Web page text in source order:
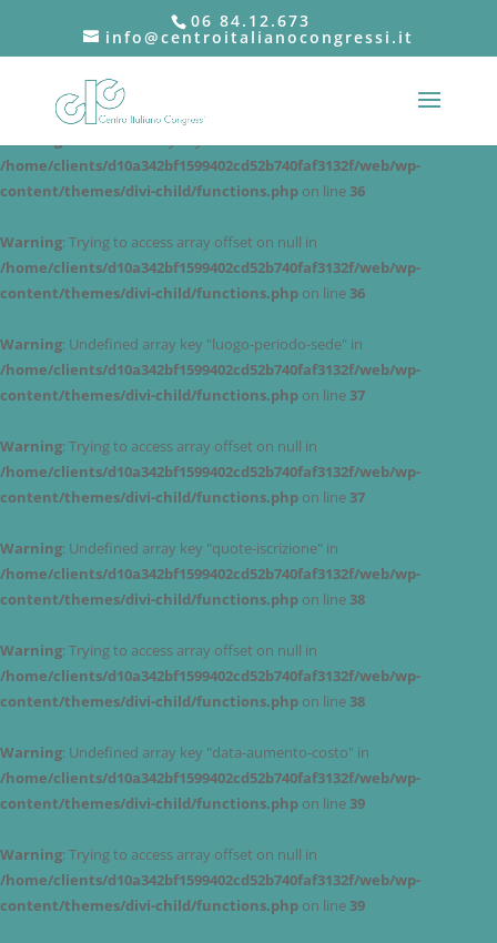
: Undefined array key "post" in
/home/clients/d10a342bf1599402cd52b740faf3132f/web/wp-
content/themes/divi-child/functions.php
/home/clients/d10a342bf1599402cd52b740faf3132f/web/wp-
content/themes/divi-child/functions.php on line36
Warning: Trying to access array offset on null in
/home/clients/d10a342bf1599402cd52b740faf3132f/web/wp-
content/themes/divi-child/functions.php on line36
Warning: Undefined array key "luogo-periodo-sede" in
/home/clients/d10a342bf1599402cd52b740faf3132f/web/wp-
content/themes/divi-child/functions.php on line37
Warning: Trying to access array offset on null in
/home/clients/d10a342bf1599402cd52b740faf3132f/web/wp-
content/themes/divi-child/functions.php on line37
Warning: Undefined array key "quote-iscrizione" in
/home/clients/d10a342bf1599402cd52b740faf3132f/web/wp-
content/themes/divi-child/functions.php on line38
Warning: Trying to access array offset on null in
/home/clients/d10a342bf1599402cd52b740faf3132f/web/wp-
content/themes/divi-child/functions.php on line38
Warning: Undefined array key "data-aumento-costo" in
/home/clients/d10a342bf1599402cd52b740faf3132f/web/wp-
content/themes/divi-child/functions.php on line39
Warning: Trying to access array offset on null in
/home/clients/d10a342bf1599402cd52b740faf3132f/web/wp-
content/themes/divi-child/functions.php on line39
06 84.12.673
info@centroitalianocongressi.it